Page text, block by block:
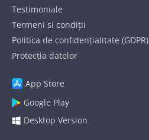
Testimoniale
Termeni si condiții
Politica de confidențialitate (GDPR)
Protecția datelor
App Store
Google Play
Desktop Version